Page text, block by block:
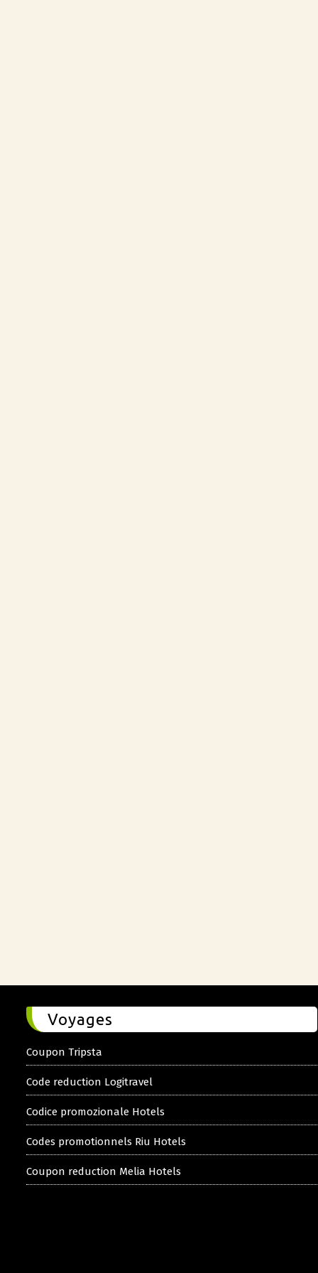
Voyages
Coupon Tripsta
Code reduction Logitravel
Codice promozionale Hotels
Codes promotionnels Riu Hotels
Coupon reduction Melia Hotels